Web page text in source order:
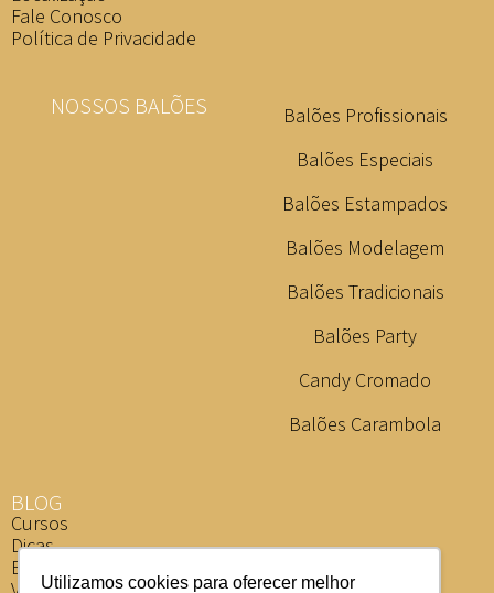
Utilizamos cookies para oferecer melhor
Fale Conosco
Política de Privacidade
NOSSOS BALÕES
Balões Profissionais
Balões Especiais
Balões Estampados
Balões Modelagem
Balões Tradicionais
Balões Party
Candy Cromado
Balões Carambola
BLOG
Cursos
Dicas
Eventos